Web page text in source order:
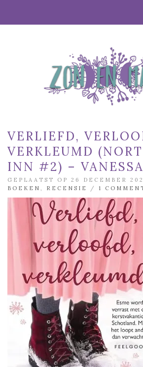
VERLIEFD,
VERKLEUMD
INN #2) –
GEPLAATST OP 26 DECEMBER
BOEKEN
RECENSIE / 1